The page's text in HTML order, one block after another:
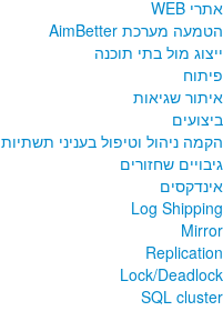
אתרי WEB
הטמעה מערכת AimBetter
ייצוג מול בתי תוכנה
פיתוח
איתור שגיאות
ביצועים
הקמה ניהול וטיפול בעניני תשתיות
גיבויים שחזורים
אינדקסים
Log Shipping
Mirror
Replication
Lock/Deadlock
SQL cluster